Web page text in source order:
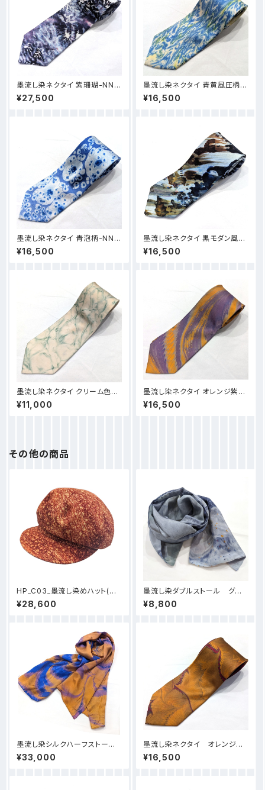
墨流し染ネクタイ 紫珊瑚-NN5
9
¥27,500
墨流し染ネクタイ 青黄風圧柄-
NN58
¥16,500
墨流し染ネクタイ 青泡柄-NN5
7
¥16,500
墨流し染ネクタイ 黒モダン風-N
N56
¥16,500
墨流し染ネクタイ クリーム色-N
N52
¥11,000
墨流し染ネクタイ オレンジ紫線
柄-NN53
¥16,500
その他の商品
HP_C03_墨流し染めハット(ポ
リ) キャスケット型 -オレンジ泡
柄
¥28,600
墨流し染ダブルストール グレ
ーマーブル-D21
¥8,800
墨流し染シルクハーフストール
HS51_オレンジ線柄(秋新作)
¥33,000
墨流し染ネクタイ オレンジワ
イン羽模様-NN35
¥16,500